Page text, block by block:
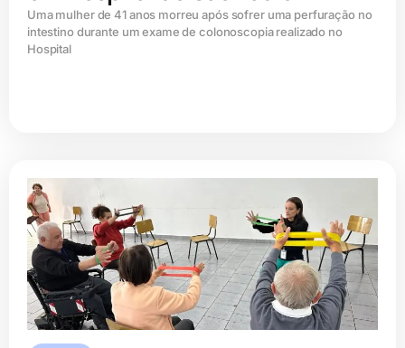
Uma mulher de 41 anos morreu após sofrer uma perfuração no
intestino durante um exame de colonoscopia realizado no
Hospital